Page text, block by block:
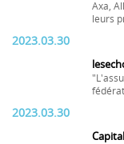
Axa,
leurs
2023.03.30
2023.03.30
Capital